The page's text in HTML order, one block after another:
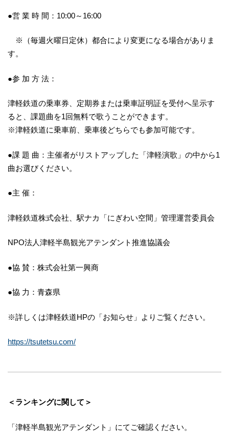
●営 業 時 間：10:00～16:00
※（毎週火曜日定休）都合により変更になる場合がありま
す。
●参 加 方 法：
津軽鉄道の乗車券、定期券または乗車証明証を受付へ呈示す
ると、課題曲を1回無料で歌うことができます。
※津軽鉄道に乗車前、乗車後どちらでも参加可能です。
●課 題 曲：主催者がリストアップした「津軽演歌」の中から1
曲お選びください。
●主 催：
津軽鉄道株式会社、駅ナカ「にぎわい空間」管理運営委員会
NPO法人津軽半島観光アテンダント推進協議会
●協 賛：株式会社第一興商
●協 力：青森県
※詳しくは津軽鉄道HPの「お知らせ」よりご覧ください。
https://tsutetsu.com/
＜ランキングに関して＞
「津軽半島観光アテンダント」にてご確認ください。